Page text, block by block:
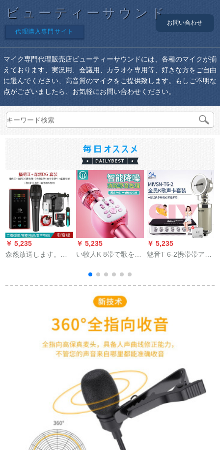
ビューティーサウンド
代理購入専門サイト
お問い合わせ
マイク専門代理販売店ビューティーサウンドには、各種のマイクが揃
えております、実況用、会議用、カラオケ専用等、好きな方をご自由
に選んでください、高音質のマイクをご提供致します。もしご不明な
点がございましたら、お気軽にお問い合わせください。
￥ 5,235
森然放送します。二
民のためにカラオケ
生放送します。
￥ 5,235
い牧人K 8帯で歌を歌
ァイトゥカーライク
家庭ktv王女粉+8 Gメ
モカド
￥ 5,235
魅音T 6-2携帯帯アナ
设备パソコノント外